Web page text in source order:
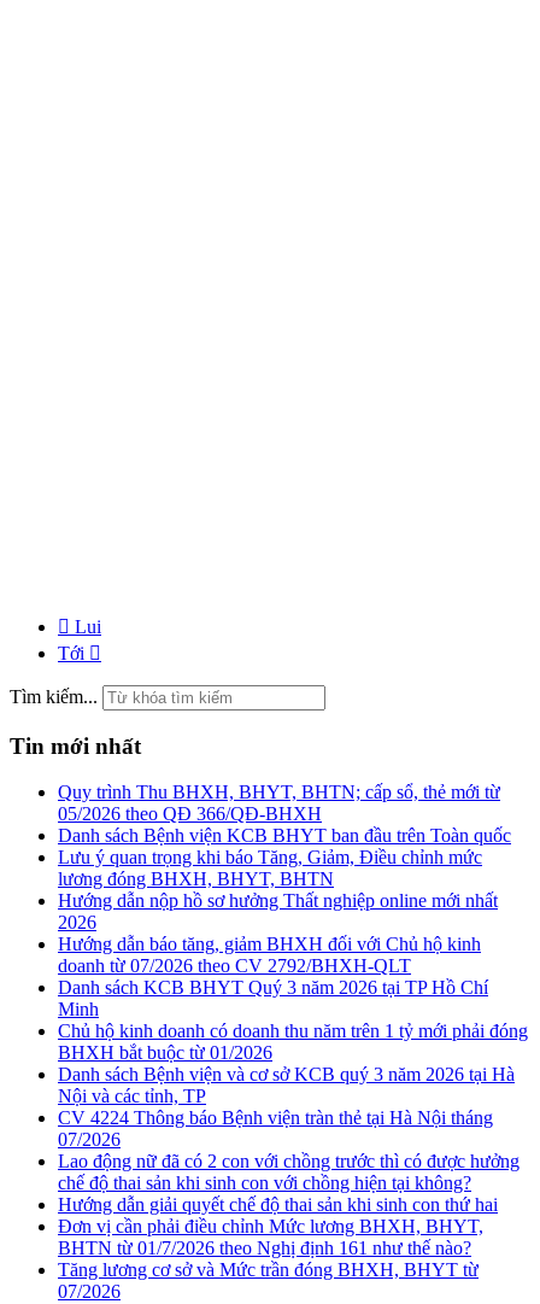
Lui
Tới
Tìm kiếm...
Tin mới nhất
Quy trình Thu BHXH, BHYT, BHTN; cấp sổ, thẻ mới từ
05/2026 theo QĐ 366/QĐ-BHXH
Danh sách Bệnh viện KCB BHYT ban đầu trên Toàn quốc
Lưu ý quan trọng khi báo Tăng, Giảm, Điều chỉnh mức
lương đóng BHXH, BHYT, BHTN
Hướng dẫn nộp hồ sơ hưởng Thất nghiệp online mới nhất
2026
Hướng dẫn báo tăng, giảm BHXH đối với Chủ hộ kinh
doanh từ 07/2026 theo CV 2792/BHXH-QLT
Danh sách KCB BHYT Quý 3 năm 2026 tại TP Hồ Chí
Minh
Chủ hộ kinh doanh có doanh thu năm trên 1 tỷ mới phải đóng
BHXH bắt buộc từ 01/2026
Danh sách Bệnh viện và cơ sở KCB quý 3 năm 2026 tại Hà
Nội và các tỉnh, TP
CV 4224 Thông báo Bệnh viện tràn thẻ tại Hà Nội tháng
07/2026
Lao động nữ đã có 2 con với chồng trước thì có được hưởng
chế độ thai sản khi sinh con với chồng hiện tại không?
Hướng dẫn giải quyết chế độ thai sản khi sinh con thứ hai
Đơn vị cần phải điều chỉnh Mức lương BHXH, BHYT,
BHTN từ 01/7/2026 theo Nghị định 161 như thế nào?
Tăng lương cơ sở và Mức trần đóng BHXH, BHYT từ
07/2026